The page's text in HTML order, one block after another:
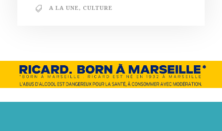
A LA UNE, CULTURE